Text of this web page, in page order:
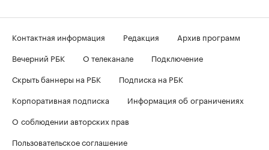
Контактная информация Редакция
Архив программ
Вечерний РБК
О телеканале
Подключение
Скрыть баннеры на РБК
Подписка на РБК
Корпоративная подписка
Информация об ограничениях
О соблюдении авторских прав
Пользовательское соглашение